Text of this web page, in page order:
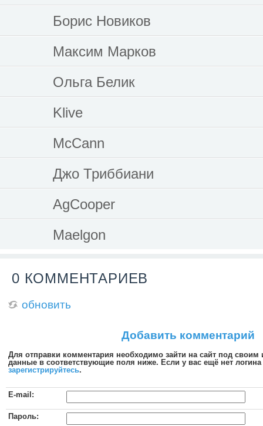
Борис Новиков
Максим Марков
Ольга Белик
Klive
McCann
Джо Триббиани
AgCooper
Maelgon
0 КОММЕНТАРИЕВ
обновить
Добавить комментарий
Для отправки комментария необходимо зайти на сайт под
данные в соответствующие поля ниже. Если у вас ещё нет
зарегистрируйтесь.
E-mail:
Пароль: